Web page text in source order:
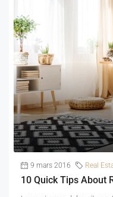
9 mars 2016 Real
10 Quick Tips About